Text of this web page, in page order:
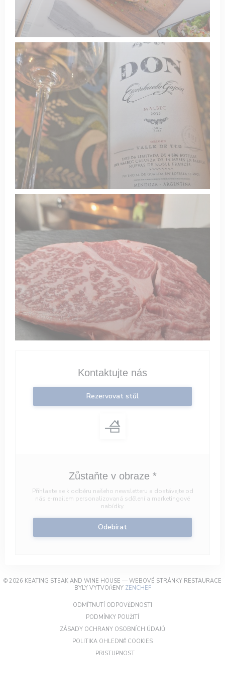
Kontaktujte nás
Rezervovat stůl
Zůstaňte v obraze *
Přihlaste se k odběru našeho newsletteru a dostávejte od
nás e-mailem personalizovaná sdělení a marketingové
nabídky.
Odebírat
© 2026 KEATING STEAK AND WINE HOUSE — WEBOVÉ STRÁNKY RESTAURACE
BYLY VYTVOŘENY ZENCHEF((OTEVŘE SE V NOVÉM
ODMÍTNUTÍ ODPOVĚDNOSTI
PODMÍNKY POUŽITÍ
ZÁSADY OCHRANY OSOBNÍCH ÚDAJŮ
POLITIKA OHLEDNĚ COOKIES((OTEVŘE SE V NOVÉM
PRISTUPNOST((OTEVŘE SE V NOVÉM OKNĚ))